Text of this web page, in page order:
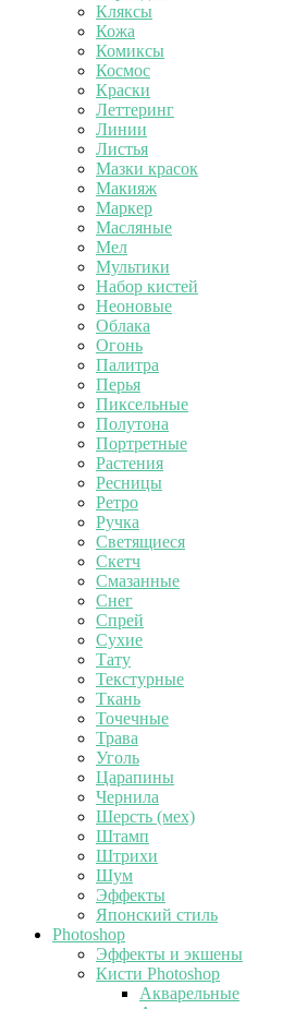
Кляксы
Кожа
Комиксы
Космос
Краски
Леттеринг
Линии
Листья
Мазки красок
Макияж
Маркер
Масляные
Мел
Мультики
Набор кистей
Неоновые
Облака
Огонь
Палитра
Перья
Пиксельные
Полутона
Портретные
Растения
Ресницы
Ретро
Ручка
Светящиеся
Скетч
Смазанные
Снег
Спрей
Сухие
Тату
Текстурные
Ткань
Точечные
Трава
Уголь
Царапины
Чернила
Шерсть (мех)
Штамп
Штрихи
Шум
Эффекты
Японский стиль
Photoshop
Эффекты и экшены
Кисти Photoshop
Акварельные